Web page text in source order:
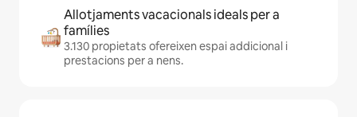
Allotjaments vacacionals ideals per a
famílies
3.130 propietats ofereixen espai addicional i
prestacions per a nens.